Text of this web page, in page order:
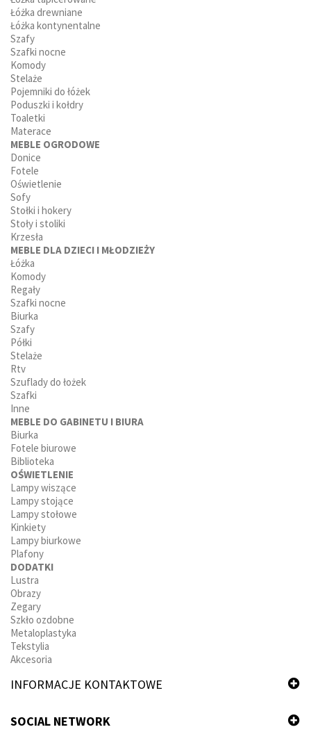
Łóżka drewniane
Łóżka kontynentalne
Szafy
Szafki nocne
Komody
Stelaże
Pojemniki do łóżek
Poduszki i kołdry
Toaletki
Materace
MEBLE OGRODOWE
Donice
Fotele
Oświetlenie
Sofy
Stołki i hokery
Stoły i stoliki
Krzesła
MEBLE DLA DZIECI I MŁODZIEŻY
Łóżka
Komody
Regały
Szafki nocne
Biurka
Szafy
Półki
Stelaże
Rtv
Szuflady do łożek
Szafki
Inne
MEBLE DO GABINETU I BIURA
Biurka
Fotele biurowe
Biblioteka
OŚWIETLENIE
Lampy wiszące
Lampy stojące
Lampy stołowe
Kinkiety
Lampy biurkowe
Plafony
DODATKI
Lustra
Obrazy
Zegary
Szkło ozdobne
Metaloplastyka
Tekstylia
Akcesoria
INFORMACJE KONTAKTOWE
SOCIAL NETWORK